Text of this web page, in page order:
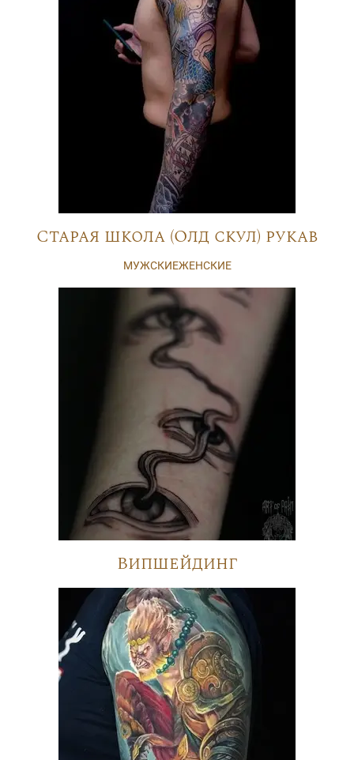
Старая школа (Олд скул) рукав
МУЖСКИЕЖЕНСКИЕ
Випшейдинг